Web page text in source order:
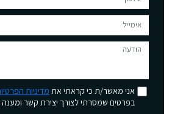
אני מאשר/ת כי קראתי את מדיניות
בפרטים שמסרתי לצורך יצירת קשר ומענה